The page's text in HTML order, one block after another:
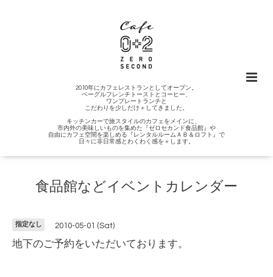
2010年にカフェレストランとしてオープン。
ベーグルフレンチトーストとコーヒー、
ワンプレートランチと
こだわりを少しだけ＋してきました。
キッチンカーで旅スタイルのカフェをメインに、
市内外の美味しいものを集めた『ゼロセカンド食品館』や
自由にカフェ空間を楽しめる『レンタルルームＡＢ＆ロフト』で
日々に非日常感とわくわく感を＋します。
食品館などイベントカレンダー
指定なし 2010-05-01 (Sat)
地下のご予約をいただいております。